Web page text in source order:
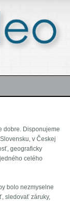
dobre. Disponujeme
v Českej
geograficky
celého
bolo nezmyselne
sledovať záruky,